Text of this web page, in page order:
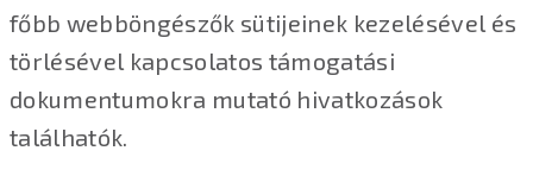
főbb webböngészők sütijeinek kezelésével és
törlésével kapcsolatos támogatási
dokumentumokra mutató hivatkozások
találhatók.